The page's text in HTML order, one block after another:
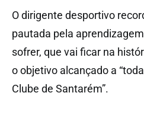
O dirigente desportivo
pautada pela
sofrer, que vai ficar na
o objetivo alcançado a
Clube de Santarém”.